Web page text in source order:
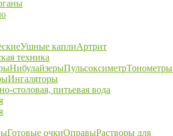
Ушные каплиАртрит
техника
НибулайзерыПульсоксиметрТонометры
Ингаляторы
столовая, питьевая вода
Готовые очкиОправыРастворы для